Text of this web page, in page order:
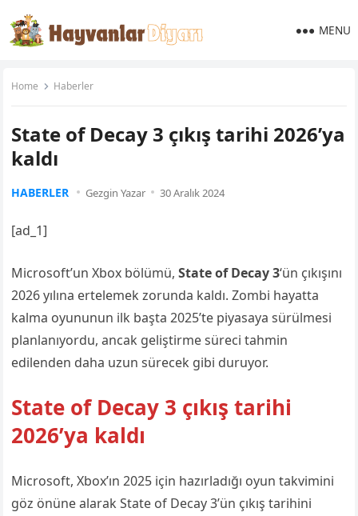
MENU
Home Haberler
State of Decay 3 çıkış tarihi 2026’ya
kaldı
HABERLER Gezgin Yazar 30 Aralık 2024
[ad_1]
Microsoft’un Xbox bölümü,State of Decay 3‘ün çıkışını
2026 yılına ertelemek zorunda kaldı. Zombi hayatta
kalma oyununun ilk başta 2025’te piyasaya sürülmesi
planlanıyordu, ancak geliştirme süreci tahmin
edilenden daha uzun sürecek gibi duruyor.
State of Decay 3 çıkış tarihi
2026’ya kaldı
Microsoft, Xbox’ın 2025 için hazırladığı oyun takvimini
göz önüne alarak State of Decay 3’ün çıkış tarihini